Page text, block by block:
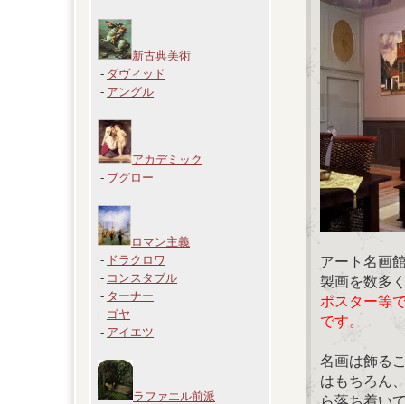
新古典美術
|- ダヴィッド
|- アングル
アカデミック
|- ブグロー
ロマン主義
|- ドラクロワ
|- コンスタブル
|- ターナー
|- ゴヤ
|- アイエツ
ラファエル前派
アート名画
製画を数多
ポスター等
です。
名画は飾る
はもちろん